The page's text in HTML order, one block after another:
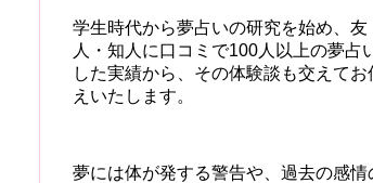
学生時代から夢占いの研究を始め、友
人・知人に口コミで100人以上の夢占
した実績から、その体験談も交えてお
えいたします。
夢には体が発する警告や、過去の感情